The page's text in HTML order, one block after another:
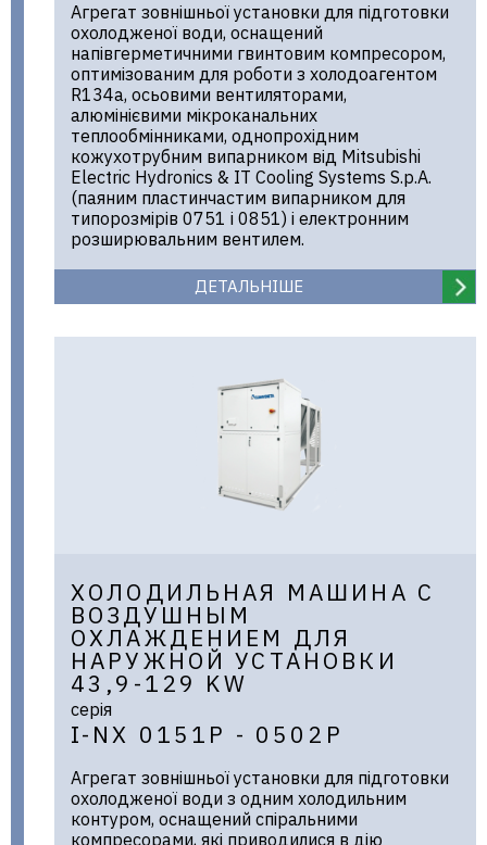
Агрегат зовнішньої установки для підготовки
охолодженої води, оснащений
напівгерметичними гвинтовим компресором,
оптимізованим для роботи з холодоагентом
R134a, осьовими вентиляторами,
алюмінієвими мікроканальних
теплообмінниками, однопрохідним
кожухотрубним випарником від Mitsubishi
Electric Hydronics & IT Cooling Systems S.p.A.
(паяним пластинчастим випарником для
типорозмірів 0751 і 0851) і електронним
розширювальним вентилем.
ДЕТАЛЬНІШЕ
ХОЛОДИЛЬНАЯ МАШИНА С
ВОЗДУШНЫМ
ОХЛАЖДЕНИЕМ ДЛЯ
НАРУЖНОЙ УСТАНОВКИ
43,9-129 KW
серія
I-NX 0151P - 0502P
Агрегат зовнішньої установки для підготовки
охолодженої води з одним холодильним
контуром, оснащений спіральними
компресорами, які приводилися в дію